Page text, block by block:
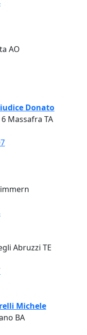
AO
Donato
Massafra TA
Abruzzi TE
Michele
BA